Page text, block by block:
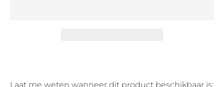
TRANSLATION
Laat me weten wanneer dit product beschikbaar is: